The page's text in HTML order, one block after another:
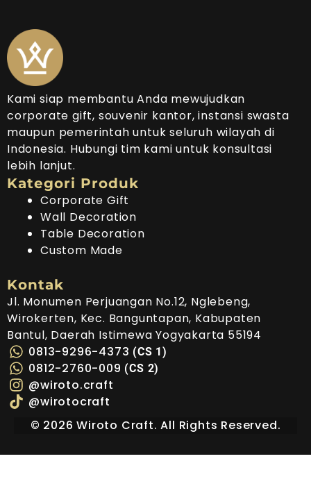
Kami siap membantu Anda mewujudkan
corporate gift, souvenir kantor, instansi swasta
maupun pemerintah untuk seluruh wilayah di
Indonesia. Hubungi tim kami untuk konsultasi
lebih lanjut.
Kategori Produk
Corporate Gift
Wall Decoration
Table Decoration
Custom Made
Kontak
Jl. Monumen Perjuangan No.12, Nglebeng,
Wirokerten, Kec. Banguntapan, Kabupaten
Bantul, Daerah Istimewa Yogyakarta 55194
0813-9296-4373 (CS 1)
0812-2760-009 (CS 2)
@wiroto.craft
@wirotocraft
© 2026 Wiroto Craft. All Rights Reserved.